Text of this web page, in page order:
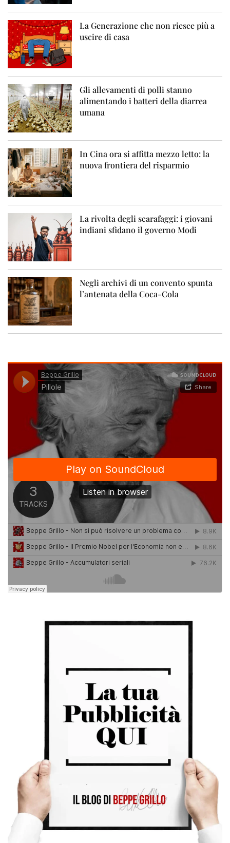
La Generazione che non riesce più a
uscire di casa
Gli allevamenti di polli stanno
alimentando i batteri della diarrea
umana
In Cina ora si affitta mezzo letto: la
nuova frontiera del risparmio
La rivolta degli scarafaggi: i giovani
indiani sfidano il governo Modi
Negli archivi di un convento spunta
l’antenata della Coca-Cola